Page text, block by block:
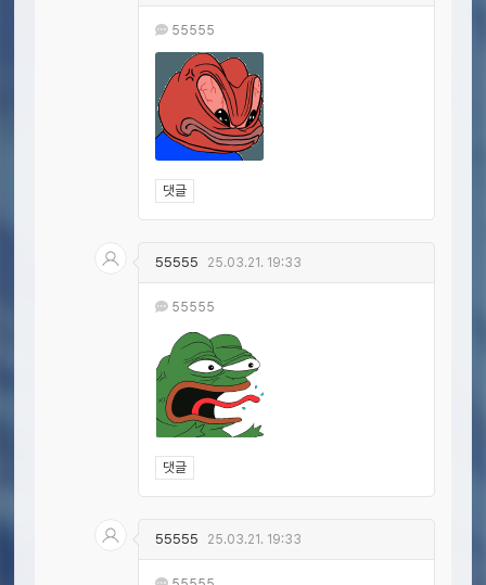
55555
댓글
55555 25.03.21. 19:33
55555
댓글
55555 25.03.21. 19:33